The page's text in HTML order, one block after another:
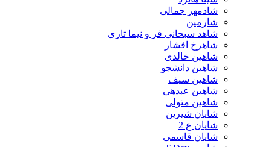
شادمهر جمالی
شارمین
شاهد سبحانی فر و نیما تاری
شاهرخ افشار
شاهین خالدی
شاهین دانشجو
شاهین سیف
شاهین عبدهی
شاهین متولی
شایان شیرین
شایان ع 2
شایان قاسمی